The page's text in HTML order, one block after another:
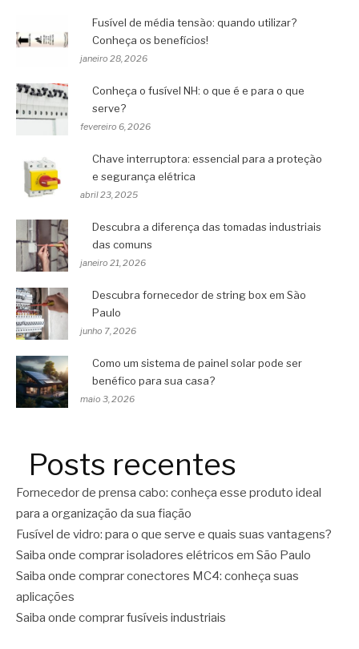
Fusível de média tensão: quando utilizar?
Conheça os benefícios!
janeiro 28, 2026
Conheça o fusível NH: o que é e para o que
serve?
fevereiro 6, 2026
Chave interruptora: essencial para a proteção
e segurança elétrica
abril 23, 2025
Descubra a diferença das tomadas industriais
das comuns
janeiro 21, 2026
Descubra fornecedor de string box em São
Paulo
junho 7, 2026
Como um sistema de painel solar pode ser
benéfico para sua casa?
maio 3, 2026
Posts recentes
Fornecedor de prensa cabo: conheça esse produto ideal
para a organização da sua fiação
Fusível de vidro: para o que serve e quais suas vantagens?
Saiba onde comprar isoladores elétricos em São Paulo
Saiba onde comprar conectores MC4: conheça suas
aplicações
Saiba onde comprar fusíveis industriais